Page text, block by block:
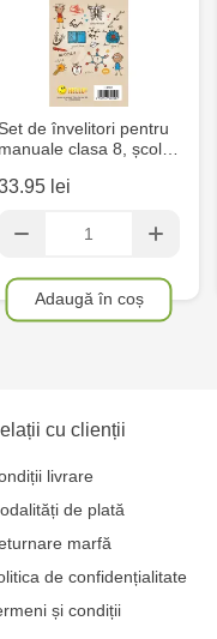
Set de învelitori pentru
manuale clasa 8, școl…
lei
Adaugă în coș
cu clienții
livrare
de plată
marfă
de confidențialitate
și condiții